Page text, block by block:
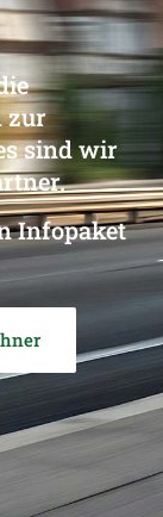
zur
sind wir
Infopaket